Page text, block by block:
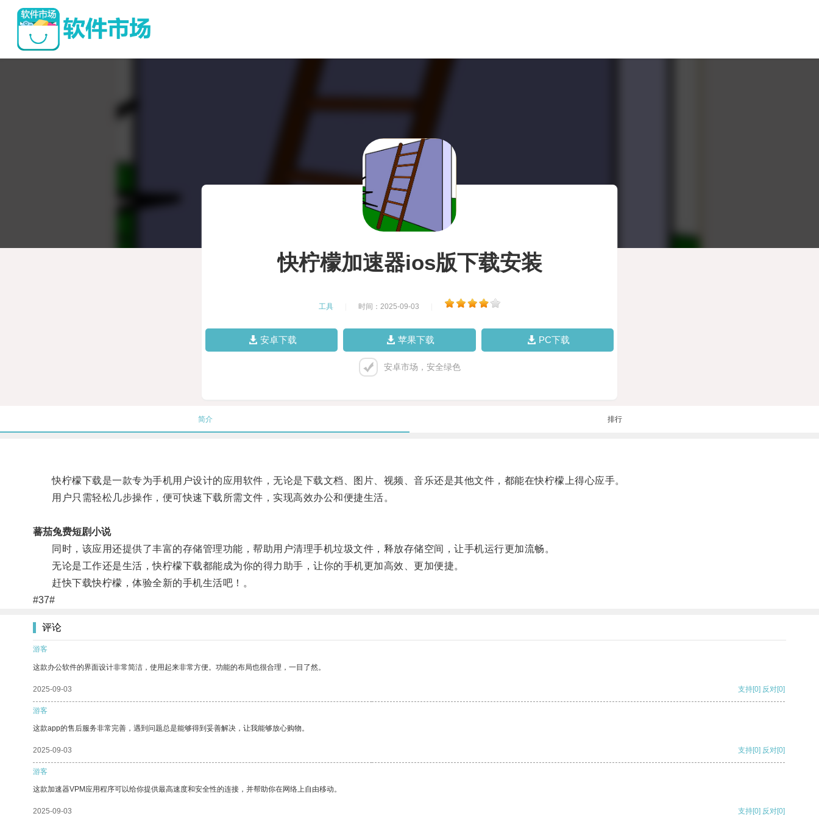
快柠檬加速器ios版下载安装
工具 时间：2025-09-03
安卓下载 苹果下载 PC下载
安卓市场，安全绿色
简介 排行
快柠檬下载是一款专为手机用户设计的应用软件，无论是下载文档、图片、视频、音乐还是其他文件，都能在快柠檬上得心应手。
用户只需轻松几步操作，便可快速下载所需文件，实现高效办公和便捷生活。
蕃茄兔费短剧小说
同时，该应用还提供了丰富的存储管理功能，帮助用户清理手机垃圾文件，释放存储空间，让手机运行更加流畅。
无论是工作还是生活，快柠檬下载都能成为你的得力助手，让你的手机更加高效、更加便捷。
赶快下载快柠檬，体验全新的手机生活吧！。
#37#
评论
游客
这款办公软件的界面设计非常简洁，使用起来非常方便。功能的布局也很合理，一目了然。
2025-09-03 支持[0] 反对[0]
游客
这款app的售后服务非常完善，遇到问题总是能够得到妥善解决，让我能够放心购物。
2025-09-03 支持[0] 反对[0]
游客
这款加速器VPM应用程序可以给你提供最高速度和安全性的连接，并帮助你在网络上自由移动。
2025-09-03 支持[0] 反对[0]